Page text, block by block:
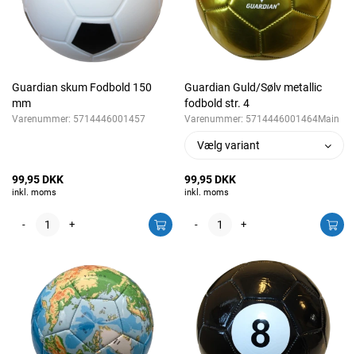
Guardian skum Fodbold 150
mm
Varenummer: 5714446001457
99,95 DKK
inkl. moms
- +
Guardian Guld/Sølv metallic
fodbold str. 4
Varenummer: 5714446001464Main
Vælg variant
99,95 DKK
inkl. moms
- +